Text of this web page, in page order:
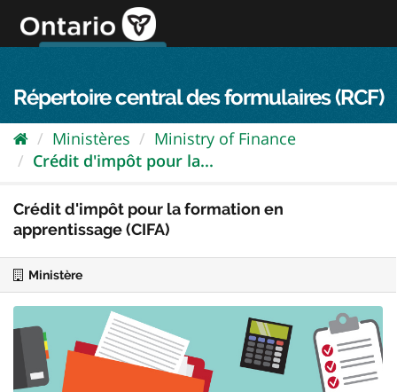
directement
au
Répertoire central des formulaires (RCF)
Ministères
Ministry of Finance
Crédit d'impôt pour la...
Crédit d'impôt pour la formation en
apprentissage (CIFA)
Ministère